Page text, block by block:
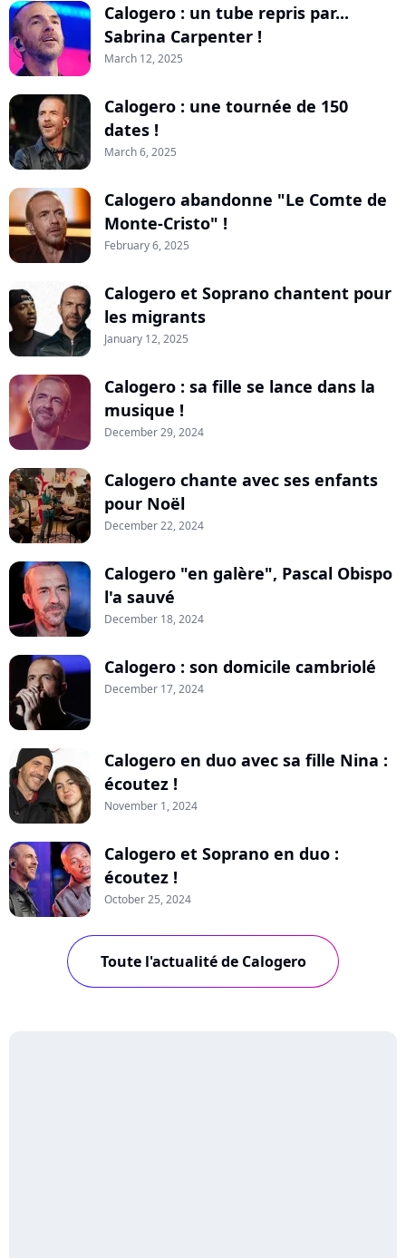
Calogero : un tube repris par...
Sabrina Carpenter !
March 12, 2025
Calogero : une tournée de 150
dates !
March 6, 2025
Calogero abandonne "Le Comte de
Monte-Cristo" !
February 6, 2025
Calogero et Soprano chantent pour
les migrants
January 12, 2025
Calogero : sa fille se lance dans la
musique !
December 29, 2024
Calogero chante avec ses enfants
pour Noël
December 22, 2024
Calogero "en galère", Pascal Obispo
l'a sauvé
December 18, 2024
Calogero : son domicile cambriolé
December 17, 2024
Calogero en duo avec sa fille Nina :
écoutez !
November 1, 2024
Calogero et Soprano en duo :
écoutez !
October 25, 2024
Toute l'actualité de Calogero